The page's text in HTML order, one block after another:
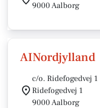
9000 Aalborg
AINordjylland
c/o. Ridefogedvej 1
Ridefogedvej 1
9000 Aalborg